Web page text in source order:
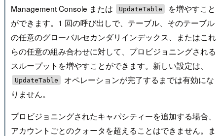
Management Console または
UpdateTable
を増やすこと
ができます。1 回の呼び出しで、テーブル、そのテーブル
の任意のグローバルセカンダリインデックス、またはこれ
らの任意の組み合わせに対して、プロビジョニングされる
スループットを増やすことができます。新しい設定は、
UpdateTable
オペレーションが完了するまでは有効にな
りません。
プロビジョニングされたキャパシティーを追加する場合、
アカウントごとのクォータを超えることはできません。ま